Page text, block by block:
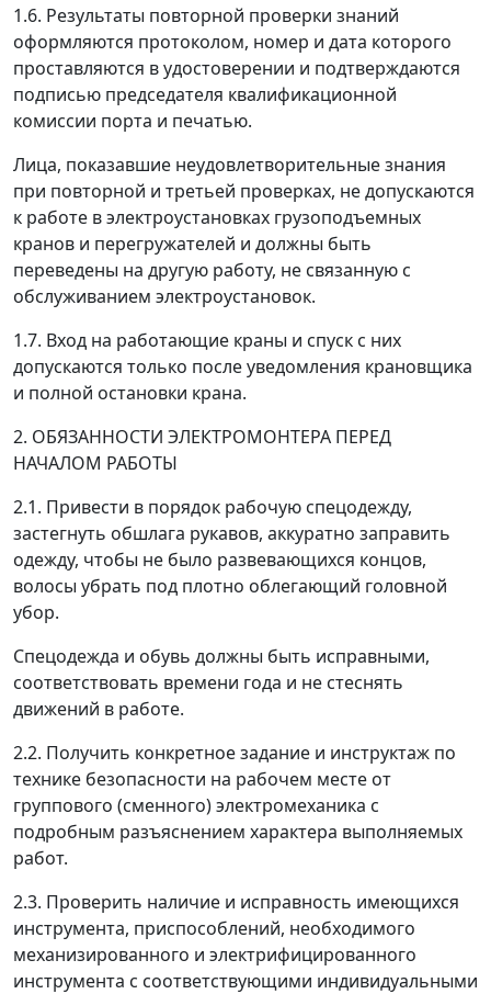
1.6. Результаты повторной проверки знаний
оформляются протоколом, номер и дата которого
проставляются в удостоверении и подтверждаются
подписью председателя квалификационной
комиссии порта и печатью.
Лица, показавшие неудовлетворительные знания
при повторной и третьей проверках, не допускаются
к работе в электроустановках грузоподъемных
кранов и перегружателей и должны быть
переведены на другую работу, не связанную с
обслуживанием электроустановок.
1.7. Вход на работающие краны и спуск с них
допускаются только после уведомления крановщика
и полной остановки крана.
2. ОБЯЗАННОСТИ ЭЛЕКТРОМОНТЕРА ПЕРЕД
НАЧАЛОМ РАБОТЫ
2.1. Привести в порядок рабочую спецодежду,
застегнуть обшлага рукавов, аккуратно заправить
одежду, чтобы не было развевающихся концов,
волосы убрать под плотно облегающий головной
убор.
Спецодежда и обувь должны быть исправными,
соответствовать времени года и не стеснять
движений в работе.
2.2. Получить конкретное задание и инструктаж по
технике безопасности на рабочем месте от
группового (сменного) электромеханика с
подробным разъяснением характера выполняемых
работ.
2.3. Проверить наличие и исправность имеющихся
инструмента, приспособлений, необходимого
механизированного и электрифицированного
инструмента с соответствующими индивидуальными